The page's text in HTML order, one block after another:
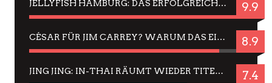
JELLYFISH HAMBURG: DAS ERFOLGREICHE SOMMER-MENÜ 2025 IN GEFÜHLEN UND BILDERN 9.9
CÉSAR FÜR JIM CARREY? WARUM DAS EINER DER NERVIGSTEN ACTORS IST UND BLEIBT 8.9
JING JING: IN-THAI RÄUMT WIEDER TITEL AB – EIN ZWEI-STUNDEN-ERLEBNISBERICHT 7.4